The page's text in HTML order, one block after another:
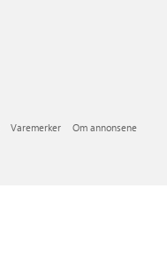
Varemerker Om annonsene